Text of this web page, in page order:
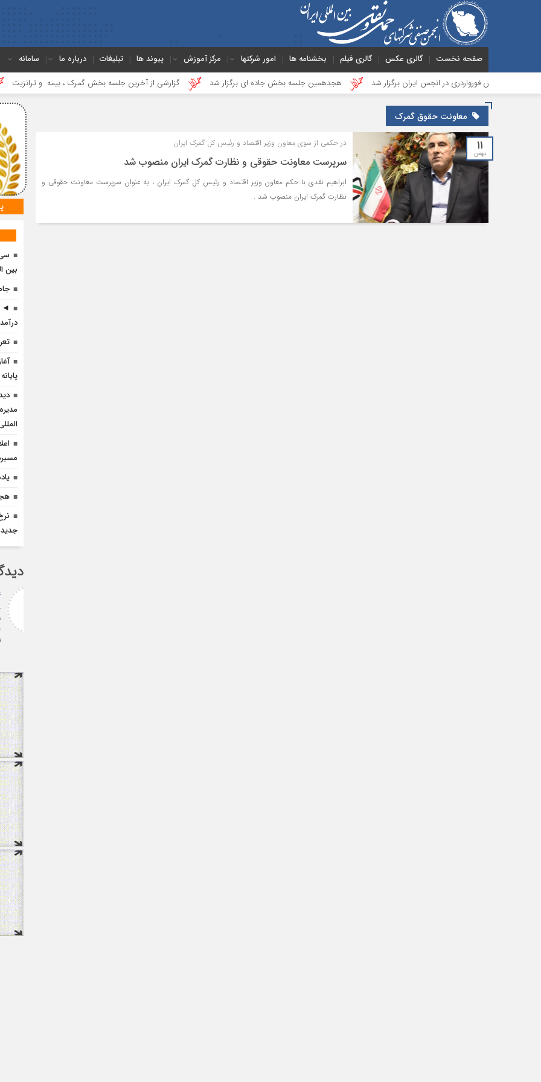
صفحه نخست گالری عکس گالری فیلم بخشنامه ها امور شرکتها مرکز آموزش پیوند ها تبلیغات درباره ما سامانه
بخش فورواردری در انجمن ایران برگزار شد هجدهمین جلسه بخش جاده ای برگزار شد گزارشی از آخرین جلسه بخش گمرک ، بیمه و ترانزیت
معاونت حقوق گمرک
۱۱
بهمن
در حکمی از سوی معاون وزیر اقتصاد و رئیس کل گمرک ایران
سرپرست معاونت حقوقی و نظارت گمرک ایران منصوب شد
ابراهیم نقدی با حکم معاون وزیر اقتصاد و رئیس کل گمرک ایران ، به عنوان سرپرست معاونت حقوقی و
نظارت گمرک ایران منصوب شد .
بین
◄